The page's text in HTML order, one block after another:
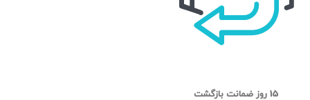
15 روز ضمانت بازگشت